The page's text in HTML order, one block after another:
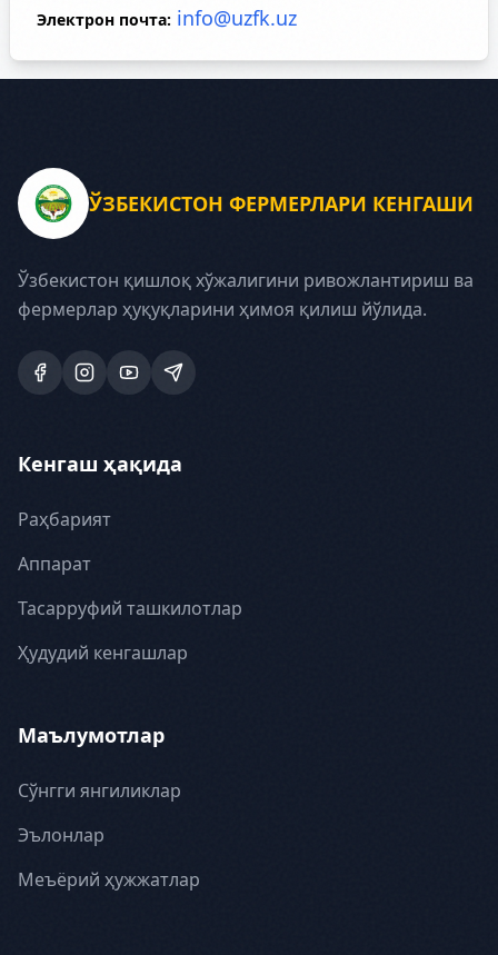
Электрон почта: info@uzfk.uz
ЎЗБЕКИСТОН ФЕРМЕРЛАРИ КЕНГАШИ
Ўзбекистон қишлоқ хўжалигини ривожлантириш ва
фермерлар ҳуқуқларини ҳимоя қилиш йўлида.
Кенгаш ҳақида
Раҳбарият
Аппарат
Тасарруфий ташкилотлар
Ҳудудий кенгашлар
Маълумотлар
Сўнгги янгиликлар
Эълонлар
Меъёрий ҳужжатлар